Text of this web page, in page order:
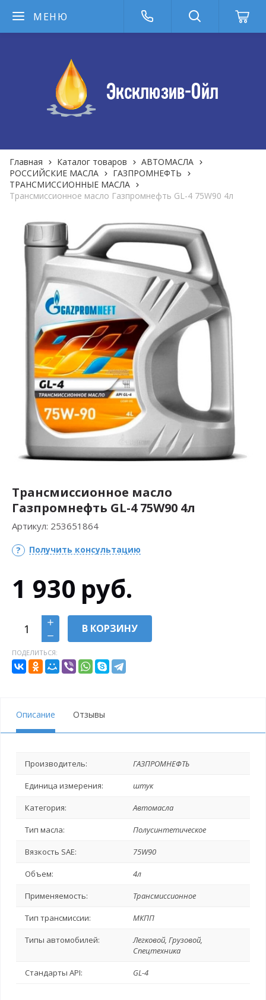
МЕНЮ
Главная Каталог товаров
АВТОМАСЛА
РОССИЙСКИЕ МАСЛА
ГАЗПРОМНЕФТЬ
ТРАНСМИССИОННЫЕ МАСЛА
Трансмиссионное масло Газпромнефть GL-4 75W90 4л
Трансмиссионное масло
Газпромнефть GL-4 75W90 4л
Артикул: 253651864
Получить консультацию
1 930 руб.
В КОРЗИНУ
ПОДЕЛИТЬСЯ:
Описание Отзывы
Производитель: ГАЗПРОМНЕФТЬ
Единица измерения: штук
Категория: Автомасла
Тип масла: Полусинтетическое
Вязкость SAE: 75W90
Объем: 4л
Применяемость: Трансмиссионное
Тип трансмиссии: МКПП
Типы автомобилей:
Легковой, Грузовой,
Спецтехника
Стандарты API: GL-4